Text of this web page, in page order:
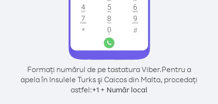
Formați numărul de pe tastatura Viber.Pentru a
apela în Insulele Turks şi Caicos din Malta, procedați
astfel:+1 + Număr local